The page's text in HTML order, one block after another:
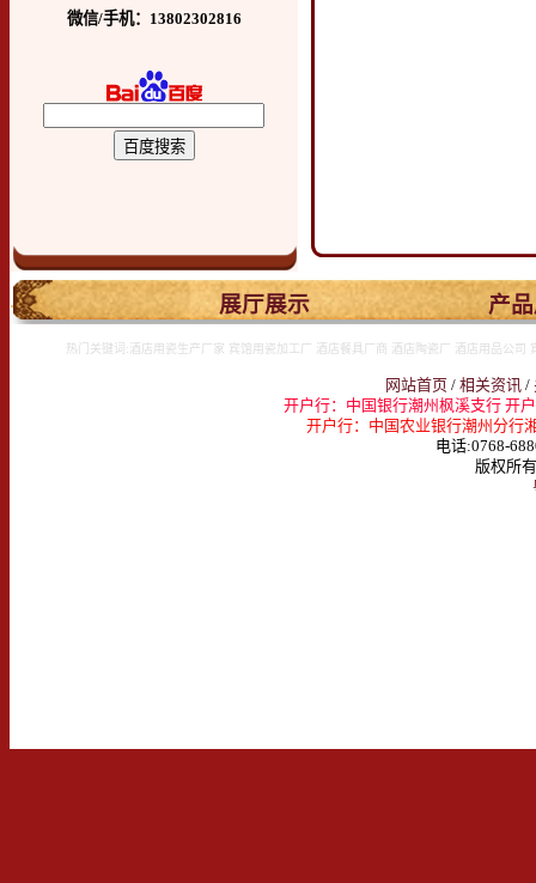
微信/手机：13802302816
. 展厅展示 产
热门关键词:酒店用瓷生产厂家 宾馆用瓷加工厂 酒店餐具厂商 酒店陶瓷厂 酒店用品公
网站首页/ 相关资讯/
开户行：中国银行潮州枫溪支行 开
开户行：中国农业银行潮州分行
电话:0768-
版权所